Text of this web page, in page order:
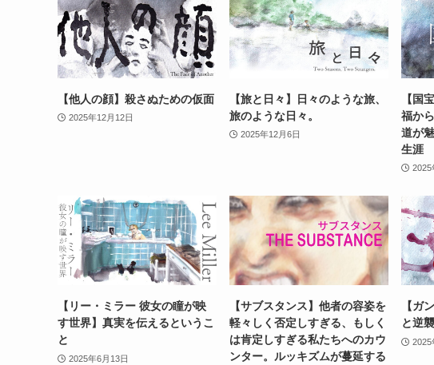
【他人の顔】殺さぬための仮面
2025年12月12日
【旅と日々】日々のような旅、
旅のような日々。
2025年12月6日
【国
福か
道が
生涯
2025
【リー・ミラー 彼女の瞳が映
す世界】真実を伝えるというこ
と
2025年6月13日
【サブスタンス】他者の容姿を
軽々しく否定しすぎる、もしく
は肯定しすぎる私たちへのカウ
ンター。ルッキズムが蔓延する
【ガ
と逆襲
2025